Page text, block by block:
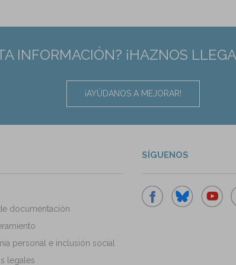
INFORMACIÓN? ¡HAZNOS
¡AYÚDANOS A MEJORAR!
documentación
personal e inclusión social
legales
SÍGUENOS